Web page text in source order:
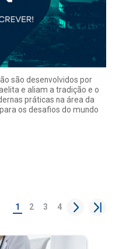
são desenvolvidos por
e aliam a tradição e o
práticas na área da
os desafios do mundo
1 2 3 4